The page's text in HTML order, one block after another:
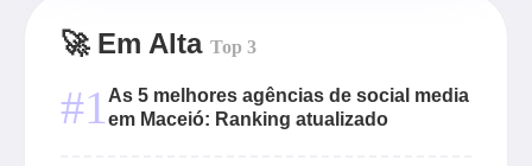
🚀 Em Alta Top 3
#1As 5 melhores agências de social media
em Maceió: Ranking atualizado